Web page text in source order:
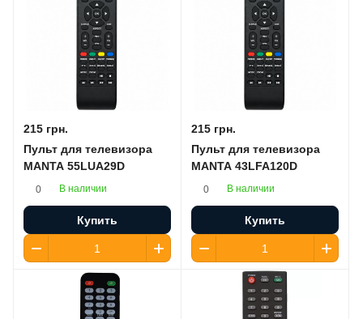
215 грн.
Пульт для телевизора
MANTA 55LUA29D
0 В наличии
Купить
215 грн.
Пульт для телевизора
MANTA 43LFA120D
0 В наличии
Купить